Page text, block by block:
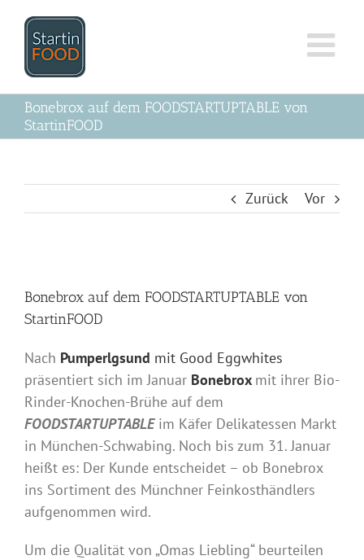
Inhalt
springen
Bonebrox auf dem FOODSTARTUPTABLE von
StartinFOOD
Zurück Vor
grösseres
Bild
Bonebrox auf dem FOODSTARTUPTABLE von
StartinFOOD
Nach Pumperlgsund mit Good Eggwhites
präsentiert sich im Januar Bonebrox mit ihrer Bio-
Rinder-Knochen-Brühe auf dem
FOODSTARTUPTABLEim Käfer Delikatessen Markt
in München-Schwabing. Noch bis zum 31. Januar
heißt es: Der Kunde entscheidet – ob Bonebrox
ins Sortiment des Münchner Feinkosthändlers
aufgenommen wird.
Um die Qualität von „Omas Liebling“ beurteilen